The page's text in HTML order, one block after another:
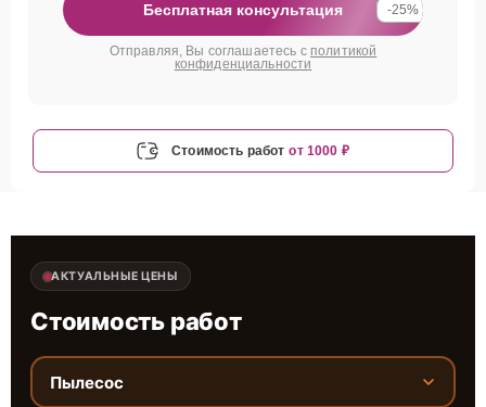
Бесплатная консультация -25%
Отправляя, Вы соглашаетесь с политикой
конфиденциальности
Стоимость работ от 1000 ₽
АКТУАЛЬНЫЕ ЦЕНЫ
Стоимость работ
Пылесос